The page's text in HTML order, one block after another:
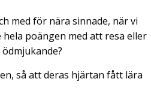
med för nära sinnade, när vi
poängen med att resa eller
så att deras hjärtan fått lära